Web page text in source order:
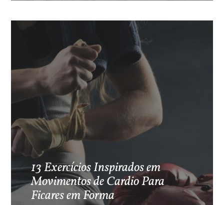
13 Exercícios Inspirados em
Movimentos de Cardio Para
Ficares em Forma